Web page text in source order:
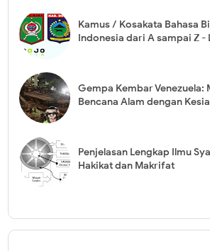
Kamus / Kosakata Bahasa
Indonesia dari A sampai Z -
Gempa Kembar Venezuela:
Bencana Alam dengan
Penjelasan Lengkap Ilmu
Hakikat dan Makrifat